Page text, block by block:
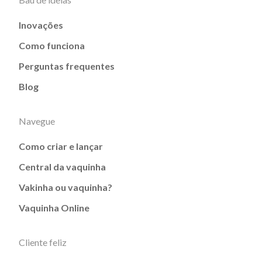
Inovações
Como funciona
Perguntas frequentes
Blog
Navegue
Como criar e lançar
Central da vaquinha
Vakinha ou vaquinha?
Vaquinha Online
Cliente feliz